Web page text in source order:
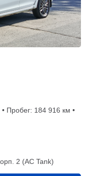
Пробег: 184 916 км •
2 (АС Tank)